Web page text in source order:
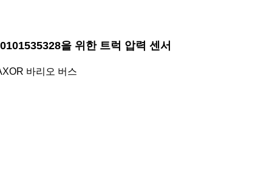
을 위한 트럭 압력 센서
바리오 버스